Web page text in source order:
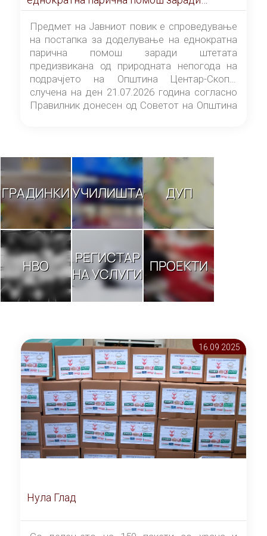
штетата предизвикана од природната
непогода на подрачјето на Општина
Центар-Скопје случена на ден 21.07.2026
година
Предмет на Јавниот повик е спроведување
на постапка за доделување на еднократна
парична помош заради штетата
предизвикана од природната непогода на
подрачјето на Општина Центар-Скопје
случена на ден 21.07.2026 година согласно
Правилник донесен од Советот на Општина
ГРАДИНКИУЧИЛИШТА ДУП
НВО
РЕГИСТАР
НА УСЛУГИ ПРОЕКТИ
16.09 2025
Нула Глад